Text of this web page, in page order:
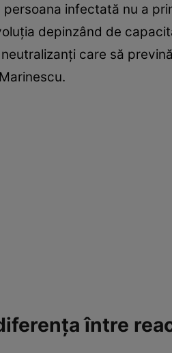
persoana infectată nu a
depinzând de
care să
între